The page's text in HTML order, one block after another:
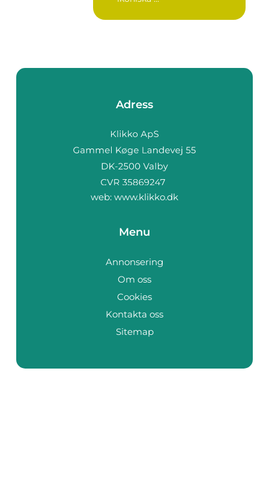
Adress
web: www.klikko.dk
Menu
Annonsering
Om oss
Cookies
Kontakta oss
Sitemap